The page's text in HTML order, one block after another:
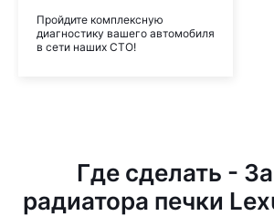
Пройдите комплексную
диагностику вашего автомобиля
в сети наших СТО!
Где сделать -
радиатора печки